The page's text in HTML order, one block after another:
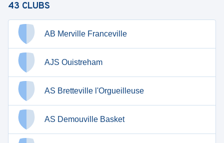
43 CLUBS
AB Merville Franceville
AJS Ouistreham
AS Bretteville l'Orgueilleuse
AS Demouville Basket